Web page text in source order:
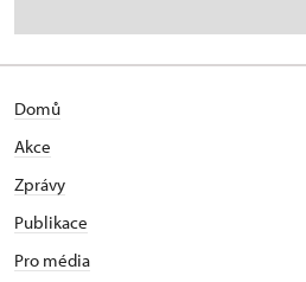
Domů
Akce
Zprávy
Publikace
Pro média